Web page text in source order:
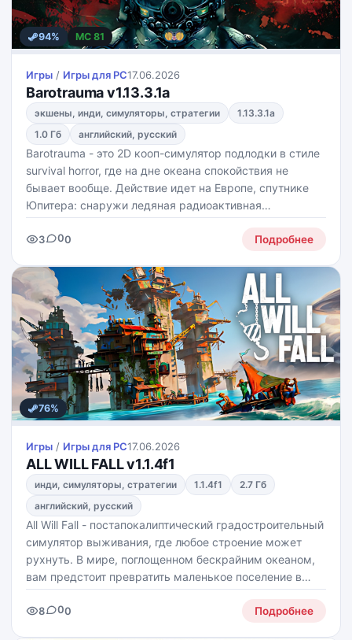
94% MC 81
Игры / Игры для PС17.06.2026
Barotrauma v1.13.3.1a
экшены, инди, симуляторы, стратегии
1.13.3.1a
1.0 Гб
английский, русский
Barotrauma - это 2D кооп-симулятор подлодки в стиле
survival horror, где на дне океана спокойствия не
бывает вообще. Действие идет на Европе, спутнике
Юпитера: снаружи ледяная радиоактивная
поверхность, внутри - темные воды, руины и всякая
подводная жуть. Тут надо не просто плавать, а
3 00 Подробнее
76%
Игры / Игры для PС17.06.2026
ALL WILL FALL v1.1.4f1
инди, симуляторы, стратегии 1.1.4f1
2.7 Гб
английский, русский
All Will Fall - постапокалиптический градостроительный
симулятор выживания, где любое строение может
рухнуть. В мире, поглощенном бескрайним океаном,
вам предстоит превратить маленькое поселение в
огромный вертикальный город, балансируя на грани
катастрофы.
8 00 Подробнее